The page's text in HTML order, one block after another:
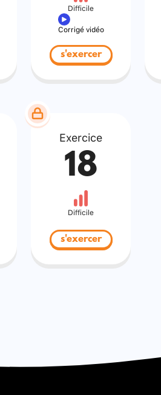
Difficile
Corrigé vidéo
s'exercer
Exercice
18
Difficile
s'exercer